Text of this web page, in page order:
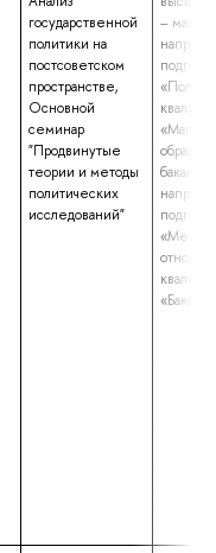
государственной
политики на
постсоветском
пространстве,
Основной
семинар
"Продвинутые
теории и методы
политических
исследований"
–